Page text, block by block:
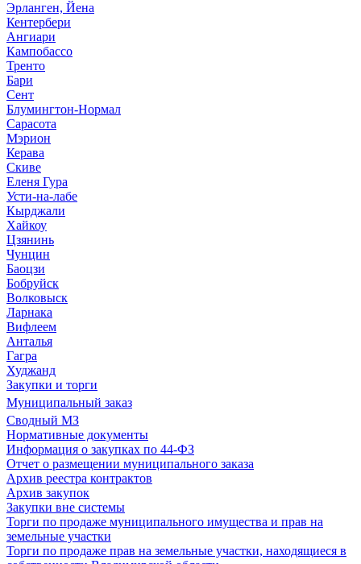
Эрланген, Йена
Кентербери
Ангиари
Кампобассо
Тренто
Бари
Сент
Блумингтон-Нормал
Сарасота
Мэрион
Керава
Скиве
Еленя Гура
Усти-на-лабе
Кырджали
Хайкоу
Цзянинь
Чунцин
Баоцзи
Бобруйск
Волковыск
Ларнака
Вифлеем
Анталья
Гагра
Худжанд
Закупки и торги
Муниципальный заказ
Сводный МЗ
Нормативные документы
Информация о закупках по 44-ФЗ
Отчет о размещении муниципального заказа
Архив реестра контрактов
Архив закупок
Закупки вне системы
Торги по продаже муниципального имущества и прав на
земельные участки
Торги по продаже прав на земельные участки, находящиеся в